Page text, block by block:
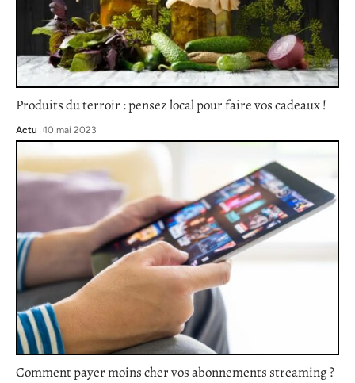
Produits du terroir : pensez local pour faire vos cadeaux !
Actu 10 mai 2023
Comment payer moins cher vos abonnements streaming ?